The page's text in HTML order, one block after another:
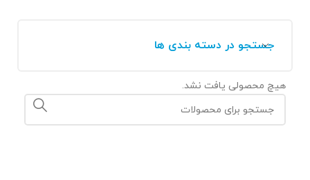
جستجو در دسته بندی ها
هیچ محصولی یافت نشد.